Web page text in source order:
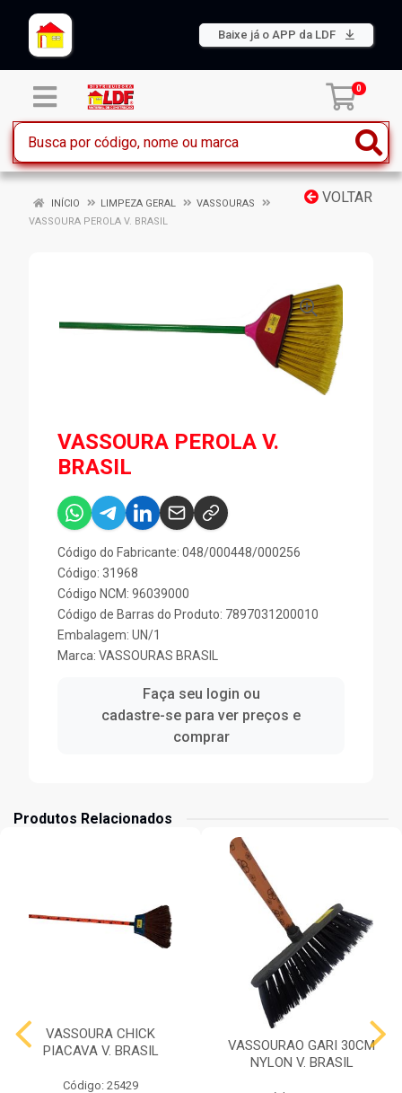
Baixe já o APP da LDF
0
VOLTAR
INÍCIO LIMPEZA GERAL
VASSOURAS
VASSOURA PEROLA V. BRASIL
VASSOURA PEROLA V.
BRASIL
Código do Fabricante: 048/000448/000256
Código: 31968
Código NCM: 96039000
Código de Barras do Produto: 7897031200010
Embalagem: UN/1
Marca: VASSOURAS BRASIL
Faça seu login ou
cadastre-se para ver preços e
comprar
Produtos Relacionados
VASSOURA CHICK
PIACAVA V. BRASIL
Código: 25429
VASSOURAO GARI 30CM
NYLON V. BRASIL